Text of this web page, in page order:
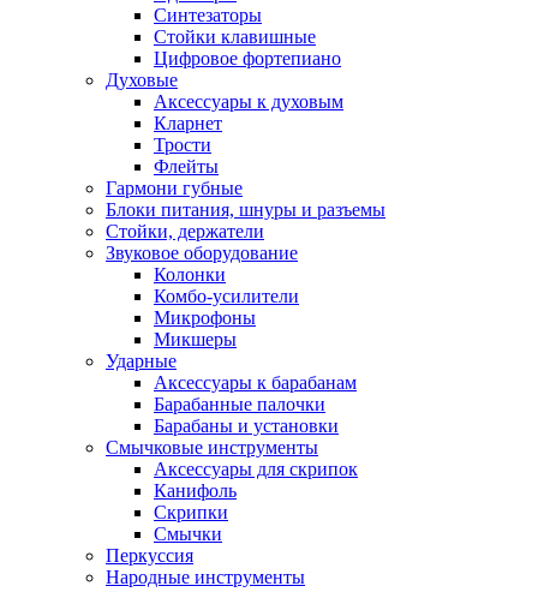
Синтезаторы
Стойки клавишные
Цифровое фортепиано
Духовые
Аксессуары к духовым
Кларнет
Трости
Флейты
Гармони губные
Блоки питания, шнуры и разъемы
Стойки, держатели
Звуковое оборудование
Колонки
Комбо-усилители
Микрофоны
Микшеры
Ударные
Аксессуары к барабанам
Барабанные палочки
Барабаны и установки
Смычковые инструменты
Аксессуары для скрипок
Канифоль
Скрипки
Смычки
Перкуссия
Народные инструменты